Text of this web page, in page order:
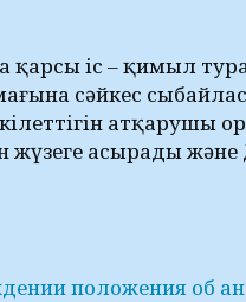
іс – қимыл
сәйкес
атқарушы
асырады және
положения об